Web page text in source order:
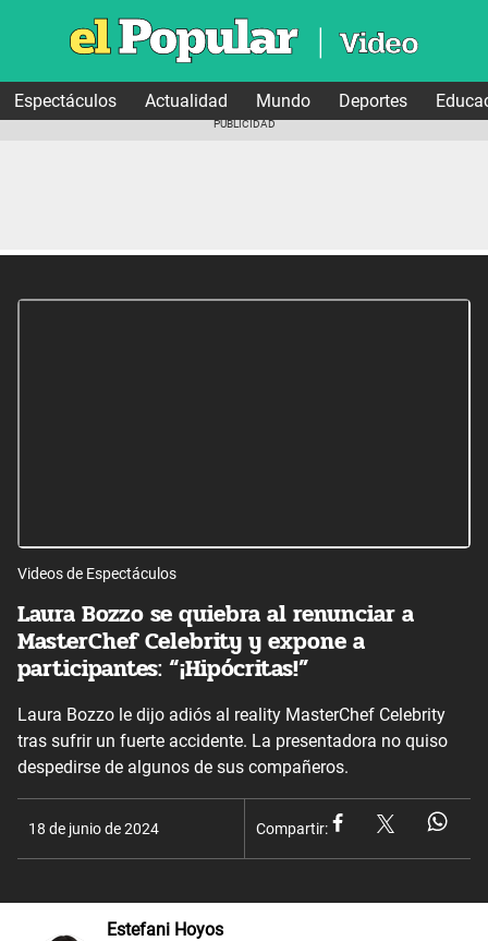
Espectáculos Actualidad Mundo Deportes
Videos de Espectáculos
Laura Bozzo se quiebra al renunciar a
MasterChef Celebrity y expone a
participantes: “¡Hipócritas!”
Laura Bozzo le dijo adiós al reality MasterChef Celebrity
tras sufrir un fuerte accidente. La presentadora no quiso
despedirse de algunos de sus compañeros.
18 de junio de 2024 Compartir:
Estefani Hoyos